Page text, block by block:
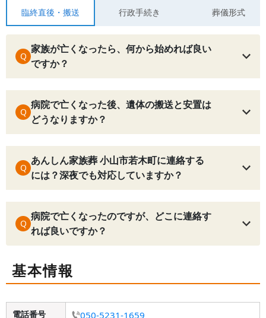
臨終直後・搬送 行政手続き 葬儀形式
Q
家族が亡くなったら、何から始めれば良い
ですか？
Q
病院で亡くなった後、遺体の搬送と安置は
どうなりますか？
Q
あんしん家族葬 小山市若木町に連絡する
には？深夜でも対応していますか？
Q
病院で亡くなったのですが、どこに連絡す
れば良いですか？
基本情報
電話番号 050-5231-1659